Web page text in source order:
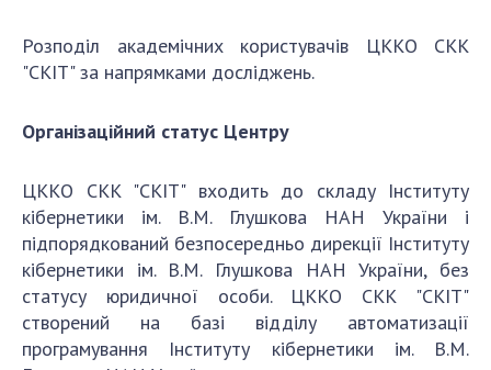
Розподіл академічних користувачів ЦККО СКК
"СКІТ" за напрямками досліджень.
Організаційний статус Центру
ЦККО СКК "СКІТ" входить до складу Інституту
кібернетики ім. В.М. Глушкова НАН України і
підпорядкований безпосередньо дирекції Інституту
кібернетики ім. В.М. Глушкова НАН України, без
статусу юридичної особи. ЦККО СКК "СКІТ"
створений на базі відділу автоматизації
програмування Інституту кібернетики ім. В.М.